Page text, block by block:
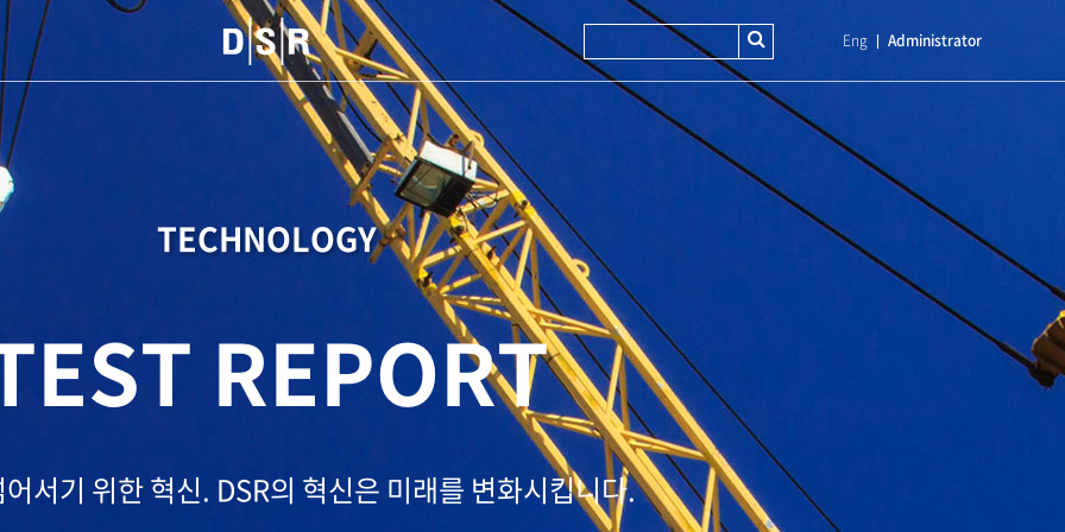
Eng Administrator
TECHNOLOGY
REPORT
서기 위한 혁신. DSR의 혁신은 미래를 변화시킵니다.